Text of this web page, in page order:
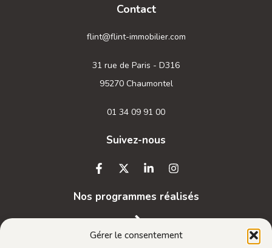
Gérer le consentement
Contact
flint@flint-immobilier.com
31 rue de Paris - D316
95270 Chaumontel
01 34 09 91 00
Suivez-nous
Nos programmes réalisés